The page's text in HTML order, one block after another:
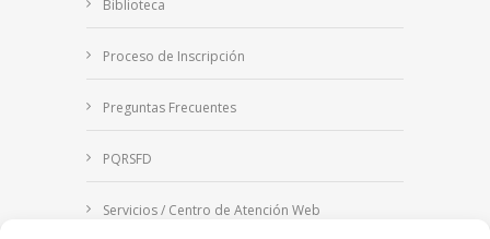
Biblioteca
Proceso de Inscripción
Preguntas Frecuentes
PQRSFD
Servicios / Centro de Atención Web